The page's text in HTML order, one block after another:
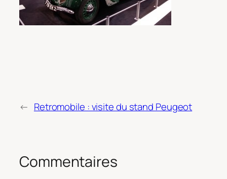
← Retromobile : visite du stand Peugeot
Commentaires